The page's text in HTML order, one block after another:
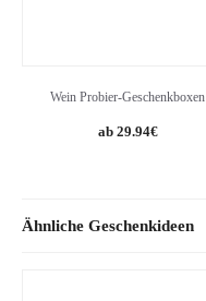
Wein Probier-Geschenkboxen
29.94€
Ähnliche Geschenkideen